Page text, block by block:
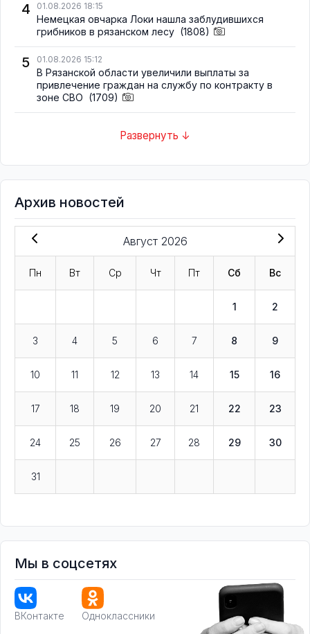
4 01.08.2026 18:15
Немецкая овчарка Локи нашла заблудившихся
грибников в рязанском лесу (1808)
5 01.08.2026 15:12
В Рязанской области увеличили выплаты за
привлечение граждан на службу по контракту в
зоне СВО (1709)
Развернуть ↓
Архив новостей
Август 2026
Пн Вт Ср Чт Пт Сб Вс
1 2
3 4 5 6 7 8 9
10 11 12 13 14 15 16
17 18 19 20 21 22 23
24 25 26 27 28 29 30
31
Мы в соцсетях
ВКонтакте Одноклассники